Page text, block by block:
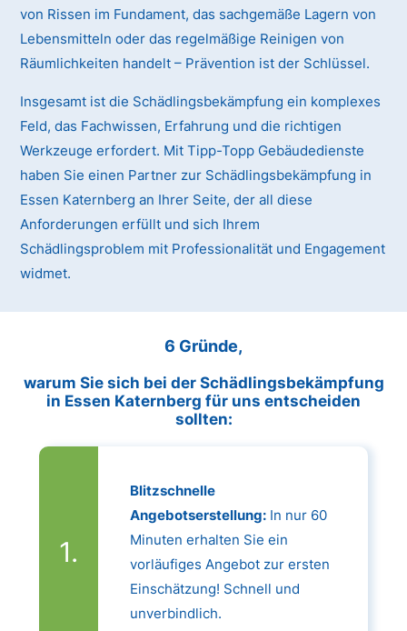
von Rissen im Fundament, das sachgemäße Lagern von
Lebensmitteln oder das regelmäßige Reinigen von
Räumlichkeiten handelt – Prävention ist der Schlüssel.
Insgesamt ist die Schädlingsbekämpfung ein komplexes
Feld, das Fachwissen, Erfahrung und die richtigen
Werkzeuge erfordert. Mit Tipp-Topp Gebäudedienste
haben Sie einen Partner zur Schädlingsbekämpfung in
Essen Katernberg an Ihrer Seite, der all diese
Anforderungen erfüllt und sich Ihrem
Schädlingsproblem mit Professionalität und Engagement
widmet.
6 Gründe,
warum Sie sich bei der Schädlingsbekämpfung
in Essen Katernberg für uns entscheiden
sollten:
Blitzschnelle
Angebotserstellung:In nur 60
Minuten erhalten Sie ein
vorläufiges Angebot zur ersten
Einschätzung! Schnell und
unverbindlich.